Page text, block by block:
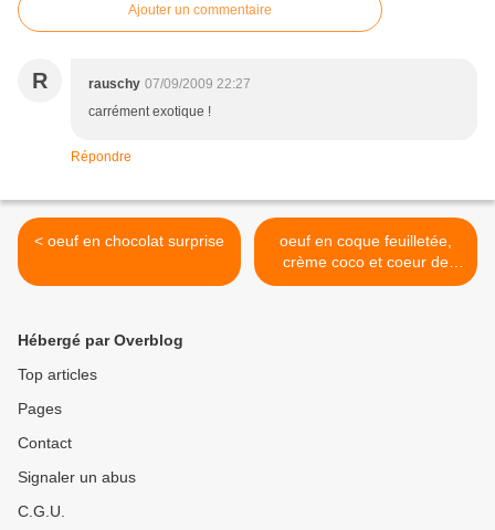
Ajouter un commentaire
R rauschy 07/09/2009 22:27
carrément exotique !
Répondre
< oeuf en chocolat surprise
oeuf en coque feuilletée,
crème coco et coeur de
physalis >
Hébergé par Overblog
Top articles
Pages
Contact
Signaler un abus
C.G.U.